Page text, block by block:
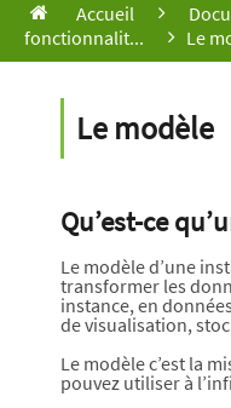
Accueil
fonctionnalit...
Le
Le modèle
Qu’est-ce
Le modèle d’une
transformer les
instance, en
de visualisation,
Le modèle c’est la
pouvez utiliser à